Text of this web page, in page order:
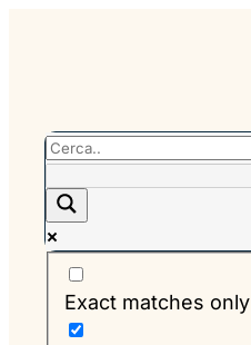
Exact matches only